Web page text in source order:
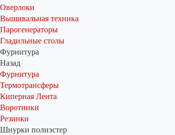
Оверлоки
Вышивальная техника
Парогенераторы
Гладильные столы
Фурнитура
Назад
Фурнитура
Термотрансферы
Киперная Лента
Воротники
Резинки
Шнурки полиэстер